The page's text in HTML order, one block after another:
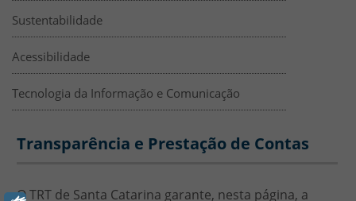
Sustentabilidade
Acessibilidade
Tecnologia da Informação e Comunicação
Início - transparência pública
Transparência e Prestação de Contas
O TRT ​de Santa Catarina garante​, nesta página, ​a